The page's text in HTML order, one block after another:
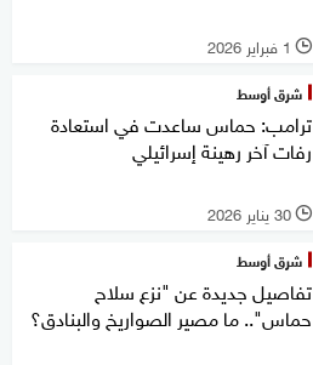
l 1 فبراير 2026
شرق أوسط
ترامب: حماس ساعدت في استعادة
رفات آخر رهينة إسرائيلي
l 30 يناير 2026
شرق أوسط
تفاصيل جديدة عن "نزع سلاح
حماس".. ما مصير الصواريخ والبنادق؟